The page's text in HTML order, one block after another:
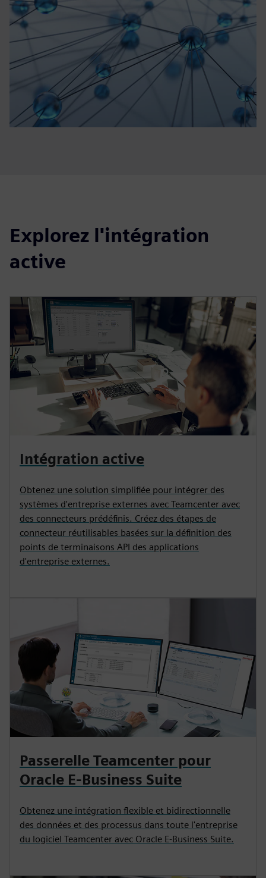
Explorez l'intégration
active
Intégration active
Obtenez une solution simplifiée pour intégrer des
systèmes d'entreprise externes avec Teamcenter avec
des connecteurs prédéfinis. Créez des étapes de
connecteur réutilisables basées sur la définition des
points de terminaisons API des applications
d'entreprise externes.
Passerelle Teamcenter pour
Oracle E-Business Suite
Obtenez une intégration flexible et bidirectionnelle
des données et des processus dans toute l'entreprise
du logiciel Teamcenter avec Oracle E-Business Suite.